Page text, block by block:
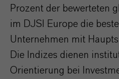
Prozent der bewerteten
im DJSI Europe die
Unternehmen mit
Die Indizes dienen
Orientierung bei